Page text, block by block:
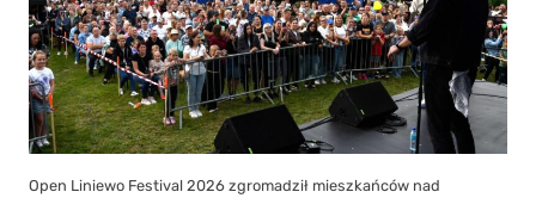
Open Liniewo Festival 2026 zgromadził mieszkańców nad